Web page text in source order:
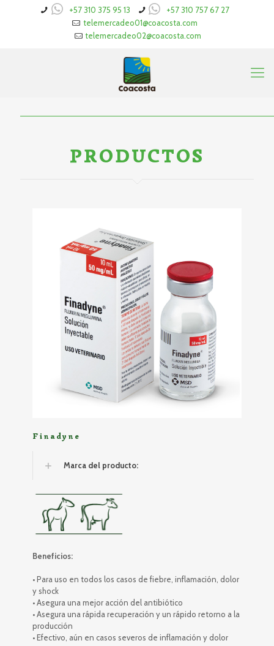
+57 310 375 95 13
+57 310 757 67 27
telemercadeo01@coacosta.com
telemercadeo02@coacosta.com
PRODUCTOS
Finadyne
Marca del producto:
Beneficios:
• Para uso en todos los casos de fiebre, inflamación, dolor
y shock
• Asegura una mejor acción del antibiótico
• Asegura una rápida recuperación y un rápido retorno a la
producción
• Efectivo, aún en casos severos de inflamación y dolor